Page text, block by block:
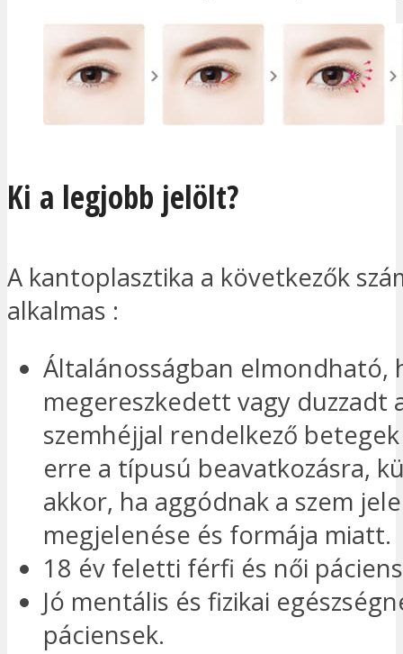
Ki a legjobb jelölt?
A kantoplasztika a következők
alkalmas :
Általánosságban elmondható,
megereszkedett vagy duzzadt
szemhéjjal rendelkező
erre a típusú beavatkozásra,
akkor, ha aggódnak a szem
megjelenése és formája miatt.
18 év feletti férfi és női
Jó mentális és fizikai
páciensek.